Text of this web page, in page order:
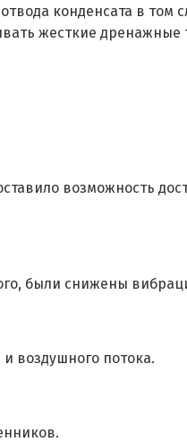
конденсата в том
жесткие дренажные
возможность
были снижены
воздушного потока.